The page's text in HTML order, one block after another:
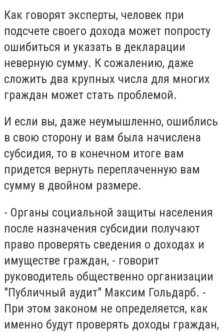
Как говорят эксперты, человек при
подсчете своего дохода может попросту
ошибиться и указать в декларации
неверную сумму. К сожалению, даже
сложить два крупных числа для многих
граждан может стать проблемой.
И если вы, даже неумышленно, ошиблись
в свою сторону и вам была начислена
субсидия, то в конечном итоге вам
придется вернуть переплаченную вам
сумму в двойном размере.
- Органы социальной защиты населения
после назначения субсидии получают
право проверять сведения о доходах и
имуществе граждан, - говорит
руководитель общественно организации
"Публичный аудит" Максим Гольдарб. -
При этом законом не определяется, как
именно будут проверять доходы граждан,